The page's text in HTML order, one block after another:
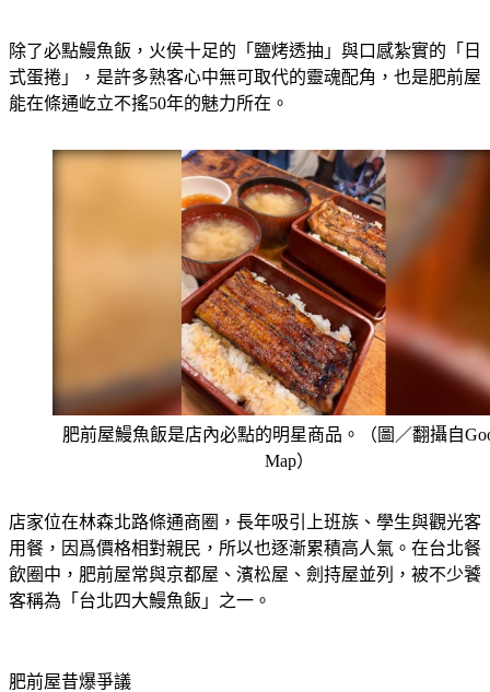
除了必點鰻魚飯 ， 火侯十足的「鹽烤透抽」與口感紮實的「日
式蛋捲」，是許多熟客心中無可取代的靈魂配角，也是肥前屋
能在條通屹立不搖50年的魅力所在。
肥前屋鰻魚飯是店內必點的明星商品。（圖／翻攝自
Map）
店家位在林森北路條通商圈，長年吸引上班族、學生與觀光客
用餐，因爲價格相對親民，所以也逐漸累積高人氣。在台北餐
飲圈中，肥前屋常與京都屋、濱松屋、劍持屋並列，被不少饕
客稱為「台北四大鰻魚飯」之一。
肥前屋昔爆爭議